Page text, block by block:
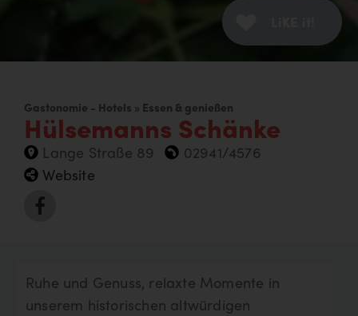
Gastonomie - Hotels » Essen & genießen
Hülsemanns Schänke
Lange Straße 89
02941/4576
Website
Ruhe und Genuss, relaxte Momente in
unserem historischen altwürdigen